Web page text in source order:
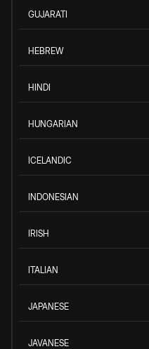
GUJARATI
HEBREW
HINDI
HUNGARIAN
ICELANDIC
INDONESIAN
IRISH
ITALIAN
JAPANESE
JAVANESE